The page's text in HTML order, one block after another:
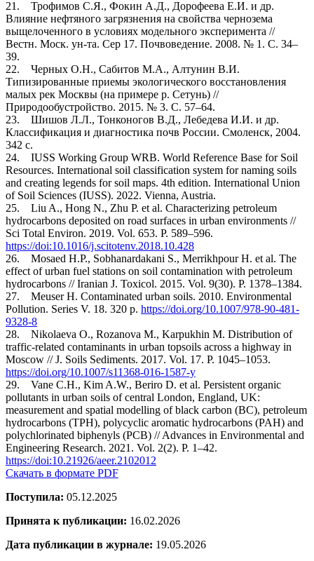
21. Трофимов С.Я., Фокин А.Д., Дорофеева Е.И. и др.
Влияние нефтяного загрязнения на свойства чернозема
выщелоченного в условиях модельного эксперимента //
Вестн. Моск. ун-та. Сер 17. Почвоведение. 2008. № 1. С. 34–
39.
22. Черных О.Н., Сабитов М.А., Алтунин В.И.
Типизированные приемы экологического восстановления
малых рек Москвы (на примере р. Сетунь) //
Природообустройство. 2015. № 3. C. 57–64.
23. Шишов Л.Л., Тонконогов В.Д., Лебедева И.И. и др.
Классификация и диагностика почв России. Смоленск, 2004.
342 с.
24. IUSS Working Group WRB. World Reference Base for Soil
Resources. International soil classification system for naming soils
and creating legends for soil maps. 4th edition. International Union
of Soil Sciences (IUSS). 2022. Vienna, Austria.
25. Liu A., Hong N., Zhu P. et al. Characterizing petroleum
hydrocarbons deposited on road surfaces in urban environments //
Sci Total Environ. 2019. Vol. 653. Р. 589–596.
https://doi:10.1016/j.scitotenv.2018.10.428
26. Mosaed H.P., Sobhanardakani S., Merrikhpour H. et al. The
effect of urban fuel stations on soil contamination with petroleum
hydrocarbons // Iranian J. Toxicol. 2015. Vol. 9(30). P. 1378–1384.
27. Meuser H. Contaminated urban soils. 2010. Environmental
Pollution. Series V. 18. 320 p. https://doi.org/10.1007/978-90-481-
9328-8
28. Nikolaeva O., Rozanova M., Karpukhin M. Distribution of
traffic-related contaminants in urban topsoils across a highway in
Moscow // J. Soils Sediments. 2017. Vol. 17. P. 1045–1053.
https://doi.org/10.1007/s11368-016-1587-y
29. Vane C.H., Kim A.W., Beriro D. et al. Persistent organic
pollutants in urban soils of central London, England, UK:
measurement and spatial modelling of black carbon (BC), petroleum
hydrocarbons (TPH), polycyclic aromatic hydrocarbons (PAH) and
polychlorinated biphenyls (PCB) // Advances in Environmental and
Engineering Research. 2021. Vol. 2(2). P. 1–42.
https://doi:10.21926/aeer.2102012
Скачать в формате PDF
Поступила: 05.12.2025
Принята к публикации: 16.02.2026
Дата публикации в журнале: 19.05.2026